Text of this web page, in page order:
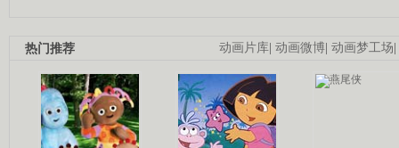
动画片库| 动画微博| 动画梦工场|
热门推荐